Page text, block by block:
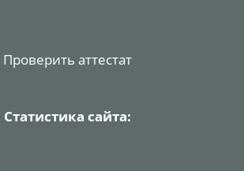
Проверить аттестат
Статистика сайта: